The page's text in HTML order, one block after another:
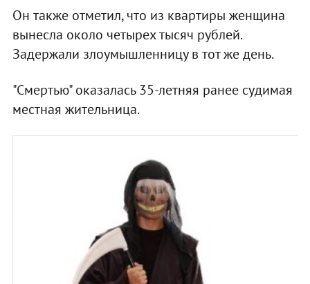
Он также отметил, что из квартиры женщина
вынесла около четырех тысяч рублей.
Задержали злоумышленницу в тот же день.
"Смертью" оказалась 35-летняя ранее судимая
местная жительница.